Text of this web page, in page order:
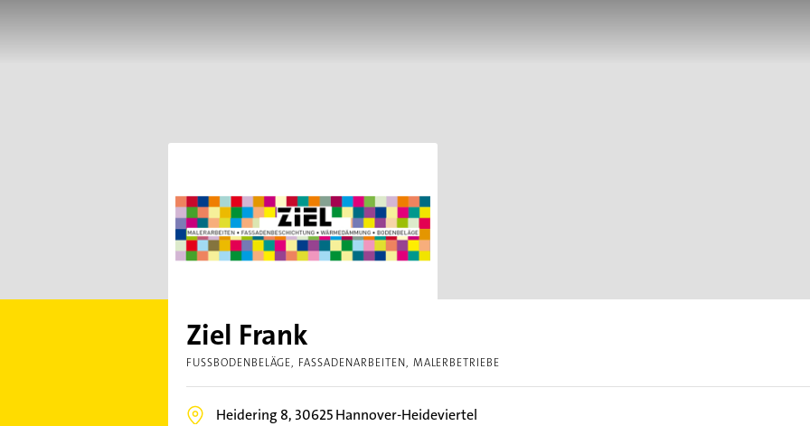
Ziel Frank
FUSSBODENBELÄGE FASSADENARBEITEN MALERBETRIEBE
Heidering 8, 30625Hannover-Heideviertel